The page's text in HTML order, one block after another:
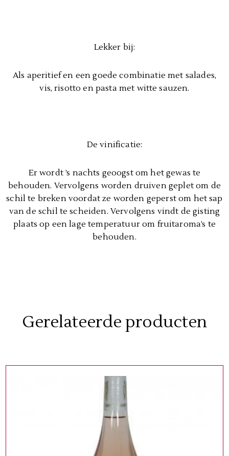
Lekker bij:
Als aperitief en een goede combinatie met salades,
vis, risotto en pasta met witte sauzen.
De vinificatie:
Er wordt ’s nachts geoogst om het gewas te
behouden. Vervolgens worden druiven geplet om de
schil te breken voordat ze worden geperst om het sap
van de schil te scheiden. Vervolgens vindt de gisting
plaats op een lage temperatuur om fruitaroma’s te
behouden.
Gerelateerde producten